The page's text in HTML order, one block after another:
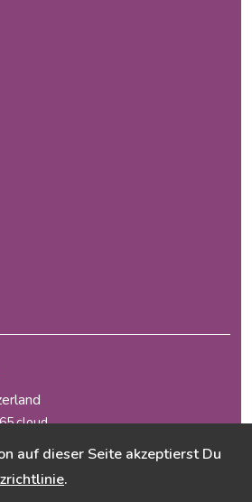
auf dieser Seite akzeptierst Du
.